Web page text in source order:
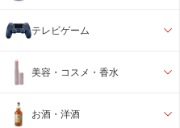
テレビゲーム
美容・コスメ・香水
お酒・洋酒